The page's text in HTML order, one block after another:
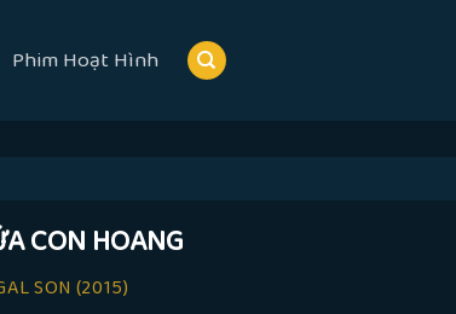
Phim Hoạt Hình
CON HOANG
SON (2015)